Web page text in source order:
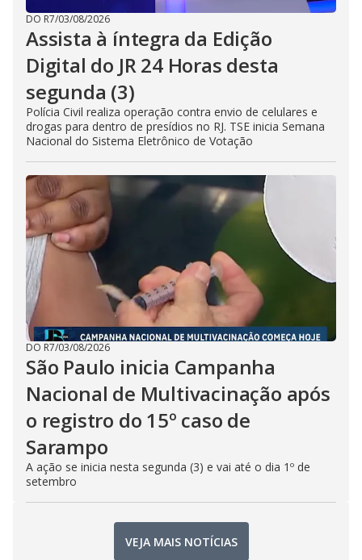
DO R7/03/08/2026
Assista à íntegra da Edição
Digital do JR 24 Horas desta
segunda (3)
Polícia Civil realiza operação contra envio de celulares e
drogas para dentro de presídios no RJ. TSE inicia Semana
Nacional do Sistema Eletrônico de Votação
DO R7/03/08/2026
São Paulo inicia Campanha
Nacional de Multivacinação após
o registro do 15º caso de
Sarampo
A ação se inicia nesta segunda (3) e vai até o dia 1º de
setembro
VEJA MAIS NOTÍCIAS